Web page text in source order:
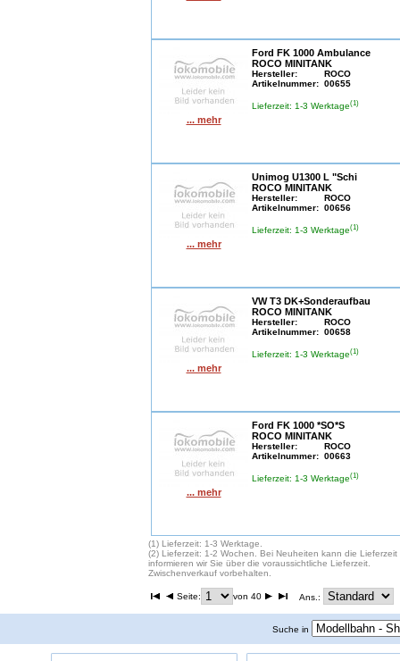
... mehr
Ford FK 1000 Ambulance
ROCO MINITANK
Hersteller:
ROCO
Artikelnummer: 00655
Lieferzeit: 1-3 Werktage(1)
... mehr
Unimog U1300 L "Schi
ROCO MINITANK
Hersteller:
ROCO
Artikelnummer: 00656
Lieferzeit: 1-3 Werktage(1)
... mehr
VW T3 DK+Sonderaufbau
ROCO MINITANK
Hersteller:
ROCO
Artikelnummer: 00658
Lieferzeit: 1-3 Werktage(1)
... mehr
Ford FK 1000 *SO*S
ROCO MINITANK
Hersteller:
ROCO
Artikelnummer: 00663
Lieferzeit: 1-3 Werktage(1)
(1) Lieferzeit: 1-3 Werktage.
(2) Lieferzeit: 1-2 Wochen. Bei Neuheiten kann die
informieren wir Sie über die voraussichtliche Lieferzeit.
Zwischenverkauf vorbehalten.
Seite: von 40 Ans.:
Suche in